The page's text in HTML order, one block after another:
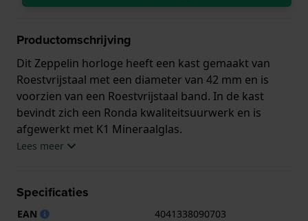
Productomschrijving
Dit Zeppelin horloge heeft een kast gemaakt van
Roestvrijstaal met een diameter van 42 mm en is
voorzien van een Roestvrijstaal band. In de kast
bevindt zich een Ronda kwaliteitsuurwerk en is
afgewerkt met K1 Mineraalglas.
horloge geleverd met 2 jaar garantie.
Lees meer
Specificaties
EAN
4041338090703